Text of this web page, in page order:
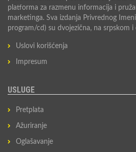
platforma za razmenu informacija i
marketinga. Sva izdanja Privrednog
program/cd) su dvojezična, na srpskom i
Uslovi korišćenja
Impresum
USLUGE
Pretplata
Ažuriranje
Oglašavanje